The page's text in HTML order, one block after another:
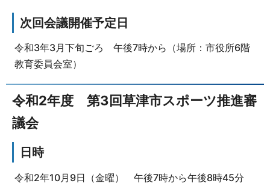
次回会議開催予定日
令和3年3月下旬ごろ 午後7時から（場所：市役所6階
教育委員会室）
令和2年度 第3回草津市スポーツ推進審
議会
日時
令和2年10月9日（金曜） 午後7時から午後8時45分